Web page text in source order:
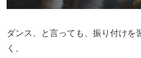
ダンス、と言っても、振り付けを
く、